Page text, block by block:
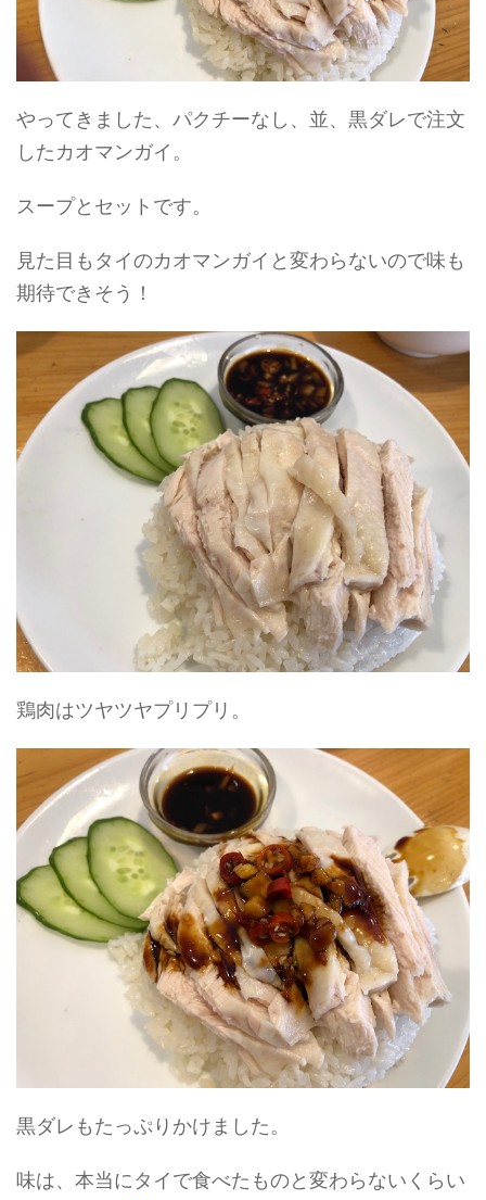
やってきました、パクチーなし、並、黒ダレで注文
したカオマンガイ。
スープとセットです。
見た目もタイのカオマンガイと変わらないので味も
期待できそう！
鶏肉はツヤツヤプリプリ。
黒ダレもたっぷりかけました。
味は、本当にタイで食べたものと変わらないくらい